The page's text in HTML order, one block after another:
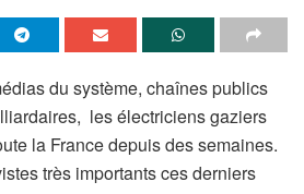
du système, chaînes publics
les électriciens gaziers
la France depuis des semaines.
très importants ces derniers